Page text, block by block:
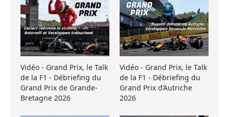
Vidéo - Grand Prix, le Talk
de la F1 - Débriefing du
Grand Prix de Grande-
Bretagne 2026
Vidéo - Grand Prix, le Talk
de la F1 - Débriefing du
Grand Prix d’Autriche
2026